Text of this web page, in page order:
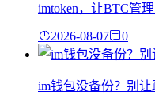
imtoken，让BTC管
2026-08-07 0
im钱包没备份？别